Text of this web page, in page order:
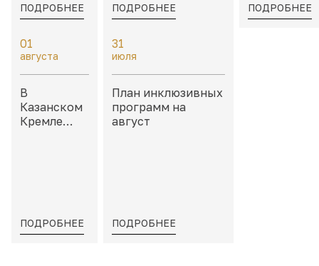
ПОДРОБНЕЕ ПОДРОБНЕЕ ПОДРОБНЕЕ
01
августа
В
Казанском
Кремле
ПОДРОБНЕЕ
31
июля
План инклюзивных
программ на
август
ПОДРОБНЕЕ